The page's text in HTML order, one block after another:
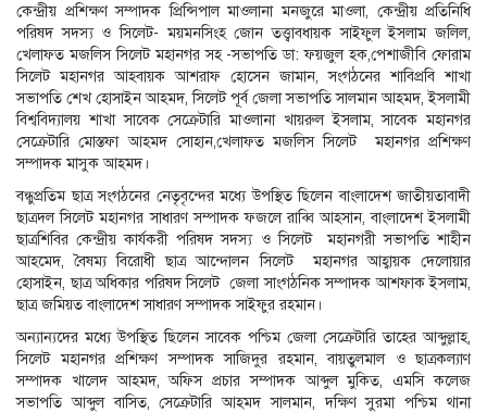
কেন্দ্রীয় প্রশিক্ষণ সম্পাদক প্রিন্সিপাল মাওলানা মনজুরে মাওলা, কেন্দ্রীয় প্রতিনিধি
পরিষদ সদস্য ও সিলেট- ময়মনসিংহ জোন তত্ত্বাবধায়ক সাইফুল ইসলাম জলিল,
খেলাফত মজলিস সিলেট মহানগর সহ -সভাপতি ডা: ফয়জুল হক,পেশাজীবি ফোরাম
সিলেট মহানগর আহবায়ক আশরাফ হোসেন জামান, সংগঠনের শাবিপ্রবি শাখা
সভাপতি শেখ হোসাইন আহমদ, সিলেট পূর্ব জেলা সভাপতি সালমান আহমদ, ইসলামী
বিশ্ববিদ্যালয় শাখা সাবেক সেক্রেটারি মাওলানা খায়রুল ইসলাম, সাবেক মহানগর
সেক্রেটারি মোস্তফা আহমদ সোহান,খেলাফত মজলিস সিলেট মহানগর প্রশিক্ষণ
সম্পাদক মাসুক আহমদ।
বন্ধুপ্রতিম ছাত্র সংগঠনের নেতৃবৃন্দের মধ্যে উপস্থিত ছিলেন বাংলাদেশ জাতীয়তাবাদী
ছাত্রদল সিলেট মহানগর সাধারণ সম্পাদক ফজলে রাব্বি আহসান, বাংলাদেশ ইসলামী
ছাত্রশিবির কেন্দ্রীয় কার্যকরী পরিষদ সদস্য ও সিলেট মহানগরী সভাপতি শাহীন
আহমেদ, বৈষম্য বিরোধী ছাত্র আন্দোলন সিলেট মহানগর আহ্বায়ক দেলোয়ার
হোসাইন, ছাত্র অধিকার পরিষদ সিলেট জেলা সাংগঠনিক সম্পাদক আশফাক ইসলাম,
ছাত্র জমিয়ত বাংলাদেশ সাধারণ সম্পাদক সাইফুর রহমান।
অন্যান্যদের মধ্যে উপস্থিত ছিলেন সাবেক পশ্চিম জেলা সেক্রেটারি তাহের আব্দুল্লাহ,
সিলেট মহানগর প্রশিক্ষণ সম্পাদক সাজিদুর রহমান, বায়তুলমাল ও ছাত্রকল্যাণ
সম্পাদক খালেদ আহমদ, অফিস প্রচার সম্পাদক আব্দুল মুকিত, এমসি কলেজ
সভাপতি আব্দুল বাসিত, সেক্রেটারি আহমদ সালমান, দক্ষিণ সুরমা পশ্চিম থানা